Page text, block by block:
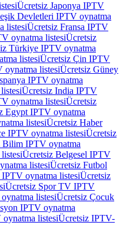
Ücretsiz Japonya IPTV
Devletleri IPTV oynatma
listesiÜcretsiz Fransa IPTV
oynatma listesiÜcretsiz
Türkiye IPTV oynatma
listesiÜcretsiz Çin IPTV
oynatma listesiÜcretsiz Güney
IPTV oynatma
Ücretsiz India IPTV
oynatma listesiÜcretsiz
Egypt IPTV oynatma
listesiÜcretsiz Haber
IPTV oynatma listesiÜcretsiz
Bilim IPTV oynatma
Ücretsiz Belgesel IPTV
listesiÜcretsiz Futbol
oynatma listesiÜcretsiz
Ücretsiz Spor TV IPTV
listesiÜcretsiz Çocuk
IPTV oynatma
listesiÜcretsiz IPTV-